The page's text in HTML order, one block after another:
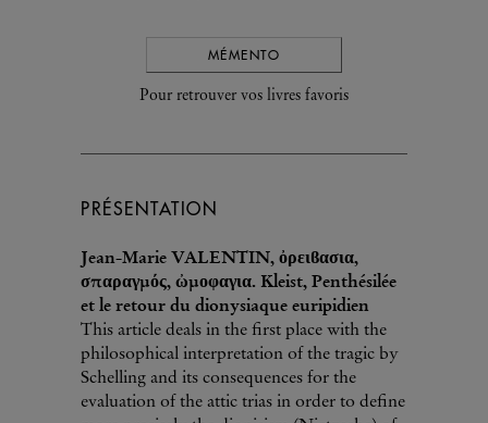
MÉMENTO
Pour retrouver vos livres favoris
PRÉSENTATION
Jean-Marie VALENTIN, ὀρειϐασια,
σπαραγµός, ὠµοφαγια. Kleist, Penthésilée
et le retour du dionysiaque euripidien
This article deals in the first place with the
philosophical interpretation of the tragic by
Schelling and its consequences for the
evaluation of the attic trias in order to define